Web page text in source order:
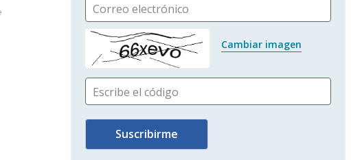
Correo electrónico
Cambiar imagen
Escribe el código